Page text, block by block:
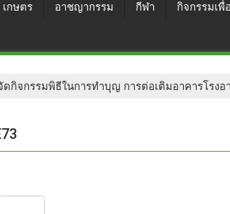
เกษตร อาชญากรรม กีฬา กิจกรรมเพื่
กิจกรรมพิธีในการทำบุญ การต่อเติมอาคารโรงอ